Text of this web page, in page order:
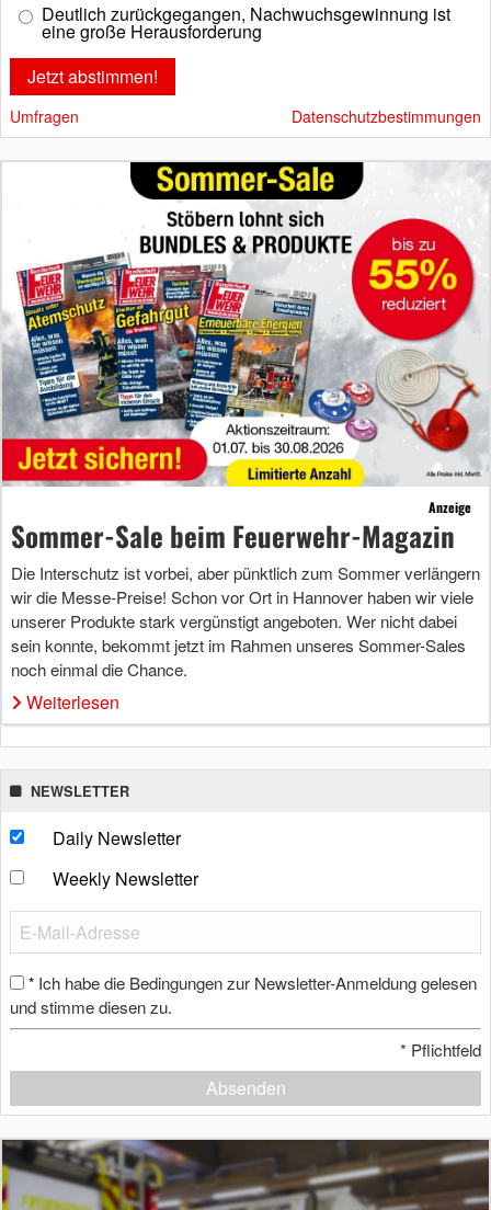
Deutlich zurückgegangen, Nachwuchsgewinnung ist
eine große Herausforderung
Umfragen Datenschutzbestimmungen
Anzeige
Sommer-Sale beim Feuerwehr-Magazin
Die Interschutz ist vorbei, aber pünktlich zum Sommer verlängern
wir die Messe-Preise! Schon vor Ort in Hannover haben wir viele
unserer Produkte stark vergünstigt angeboten. Wer nicht dabei
sein konnte, bekommt jetzt im Rahmen unseres Sommer-Sales
noch einmal die Chance.
Weiterlesen
NEWSLETTER
Daily Newsletter
Weekly Newsletter
* Ich habe die Bedingungen zur Newsletter-Anmeldung gelesen
und stimme diesen zu.
* Pflichtfeld
Absenden